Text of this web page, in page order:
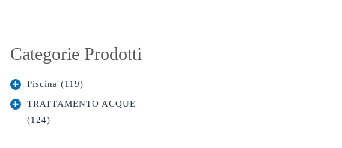
Categorie Prodotti
Piscina (119)
TRATTAMENTO ACQUE
(124)